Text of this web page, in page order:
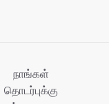
நாங்கள்
தொடர்புக்கு